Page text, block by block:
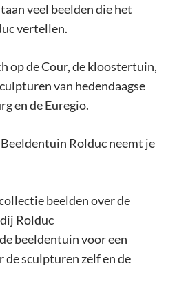
veel beelden die het
vertellen.
op de Cour, de kloostertuin,
van hedendaagse
en de Euregio.
Rolduc neemt je
beelden over de
Rolduc
beeldentuin voor een
sculpturen zelf en de